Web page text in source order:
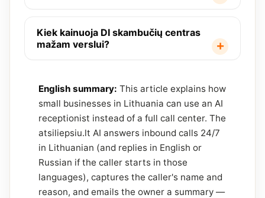
Kiek kainuoja DI skambučių centras
mažam verslui?
English summary: This article explains how
small businesses in Lithuania can use an AI
receptionist instead of a full call center. The
atsiliepsiu.lt AI answers inbound calls 24/7
in Lithuanian (and replies in English or
Russian if the caller starts in those
languages), captures the caller's name and
reason, and emails the owner a summary —